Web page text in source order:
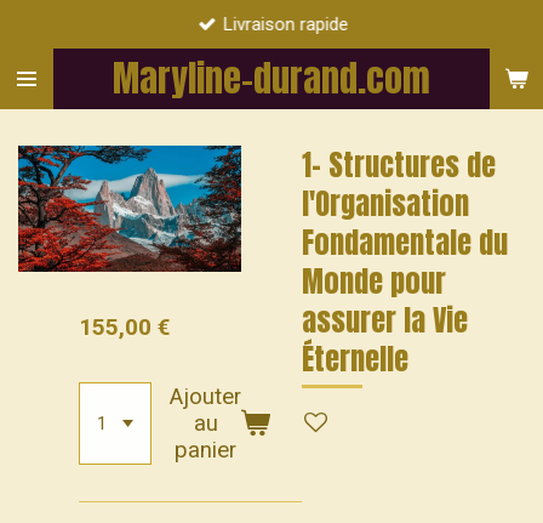
contenu
Maryline-durand.com
Livraison rapide
1- Structures de
l'Organisation
Fondamentale du
Monde pour
assurer la Vie
Éternelle
155,00 €
Ajouter
au
panier